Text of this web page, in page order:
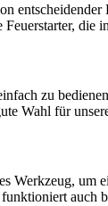
die
zu
Wahl für
Werkzeug, um
auch